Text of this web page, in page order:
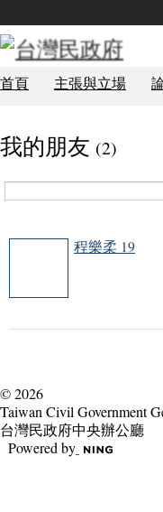
首頁 主張與立場
我的朋友 (2)
程樂柔 19
© 2026
Taiwan Civil Government
台灣民政府中央辦公廳
Powered by